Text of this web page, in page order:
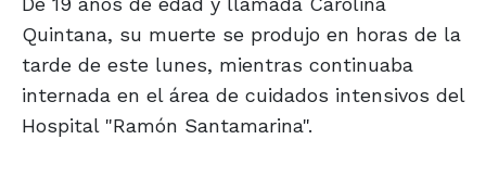
Quintana, su muerte se produjo en horas de la
tarde de este lunes, mientras continuaba
internada en el área de cuidados intensivos del
Hospital "Ramón Santamarina".